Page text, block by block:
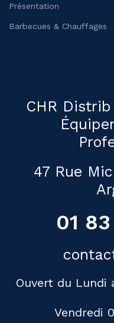
Présentation
Barbecues & Chauffages
CHR
47 Rue
01
Ouvert du Lundi
Vendredi